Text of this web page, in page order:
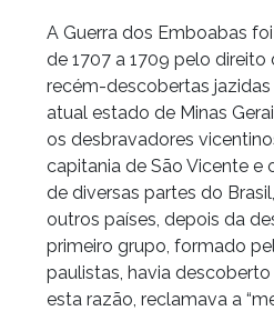
A Guerra dos Emboabas
de 1707 a 1709 pelo
recém-descobertas
atual estado de Minas
os desbravadores
capitania de São Vicente e
de diversas partes do
outros países, depois da
primeiro grupo, formado
paulistas, havia
esta razão, reclamava a